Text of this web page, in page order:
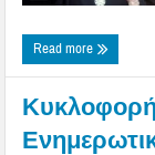
Read more